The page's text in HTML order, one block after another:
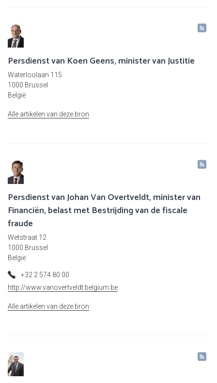
Persdienst van Koen Geens, minister van Justitie
Waterloolaan 115
1000 Brussel
België
Alle artikelen van deze bron
Persdienst van Johan Van Overtveldt, minister van
Financiën, belast met Bestrijding van de fiscale
fraude
Wetstraat 12
1000 Brussel
België
+32 2 574 80 00
http://www.vanovertveldt.belgium.be
Alle artikelen van deze bron